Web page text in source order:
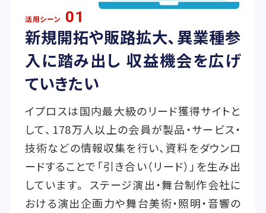
活用シーン 01
新規開拓や販路拡大、異業種参
入に踏み出し 収益機会を広げ
ていきたい
イプロスは国内最大級のリード獲得サイトと
して、178万人以上の会員が製品・サービス・
技術などの情報収集を行い、資料をダウンロ
ードすることで「引き合い（リード）」を生み出
しています。 ステージ演出・舞台制作会社に
おける演出企画力や舞台美術・照明・音響の